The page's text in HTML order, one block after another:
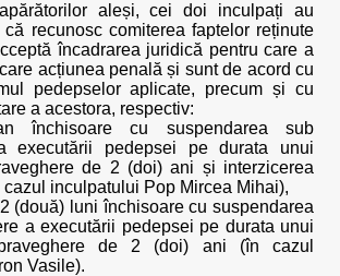
aleși, cei doi inculpați au
recunosc comiterea faptelor reținute
încadrarea juridică pentru care a
acțiunea penală și sunt de acord cu
pedepselor aplicate, precum și cu
a acestora, respectiv:
cu suspendarea sub
executării pedepsei pe durata unui
de 2 (doi) ani și interzicerea
cazul inculpatului Pop Mircea Mihai),
(două) luni închisoare cu suspendarea
a executării pedepsei pe durata unui
de 2 (doi) ani (în cazul
Vasile).